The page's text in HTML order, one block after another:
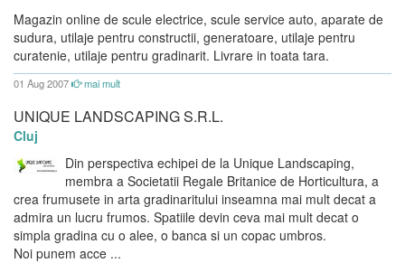
Magazin online de scule electrice, scule service auto, aparate de
sudura, utilaje pentru constructii, generatoare, utilaje pentru
curatenie, utilaje pentru gradinarit. Livrare in toata tara.
01 Aug 2007 mai mult
UNIQUE LANDSCAPING S.R.L.
Cluj
Din perspectiva echipei de la Unique Landscaping,
membra a Societatii Regale Britanice de Horticultura, a
crea frumusete in arta gradinaritului inseamna mai mult decat a
admira un lucru frumos. Spatiile devin ceva mai mult decat o
simpla gradina cu o alee, o banca si un copac umbros.
Noi punem acce ...